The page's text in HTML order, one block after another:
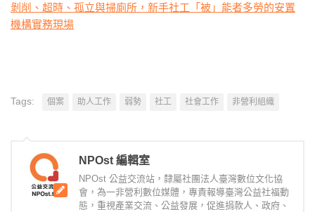
剝削、超時、孤立與掃廁所，新手社工「被」能者多勞的安置
機構實務現場
Tags: 個案 助人工作 弱勢 社工 社會工作 非營利組織
NPOst 編輯室
NPOst 公益交流站，隸屬社團法人臺灣數位文化協
會，為一非營利數位媒體，專責報導臺灣公益社福動
態，重視產業交流、公益發展，促進捐款人、政府、